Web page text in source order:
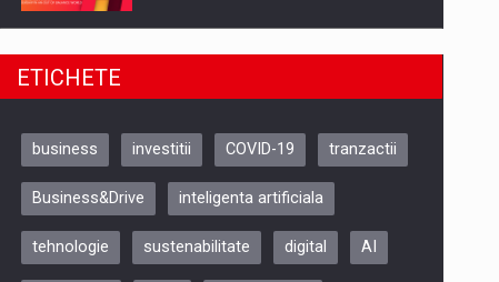
Be Inspired. Make it Happen!, CLUJ, 9
ARTEMIS LETO, ORADEA, 8
Oradea – 8 Oct 2026
ETICHETE
business investitii COVID-19 tranzactii
Business&Drive inteligenta artificiala
tehnologie sustenabilitate digital AI